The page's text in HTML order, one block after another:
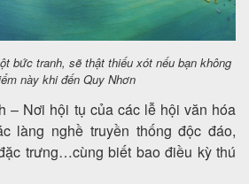
bức tranh, sẽ thật thiếu xót nếu bạn không
này khi đến Quy Nhơn
– Nơi hội tụ của các lễ hội văn hóa
làng nghề truyền thống độc đáo,
trưng…cùng biết bao điều kỳ thú